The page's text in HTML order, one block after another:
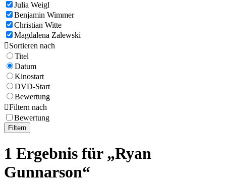
Julia Weigl
Benjamin Wimmer
Christian Witte
Magdalena Zalewski
Sortieren nach
Titel
Datum
Kinostart
DVD-Start
Bewertung
Filtern nach
Bewertung
Filtern
1 Ergebnis für „Ryan
Gunnarson“